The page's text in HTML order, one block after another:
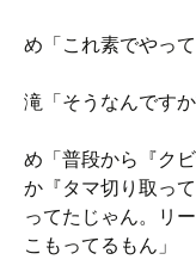
め「これ素でやって
滝「そうなんですか
め「普段から『ク
か『タマ切り取っ
ってたじゃん。リ
こもってるもん」